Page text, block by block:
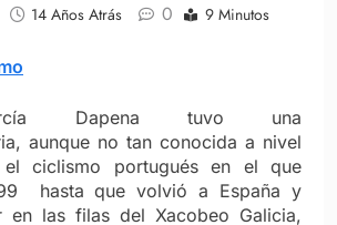
14 Años Atrás 0 9 Minutos
Dapena tuvo una
aunque no tan conocida a nivel
ciclismo portugués en el que
hasta que volvió a España y
en las filas del Xacobeo Galicia,